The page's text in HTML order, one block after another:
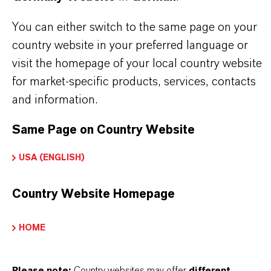
H11 N
Masse
39-4
PRODUKTANWENDUNGEN
You can either switch to the same page on your
country website in your preferred language or
visit the homepage of your local country website
for market-specific products, services, contacts
and information.
Same Page on Country Website
USA (ENGLISH)
Country Website Homepage
HOME